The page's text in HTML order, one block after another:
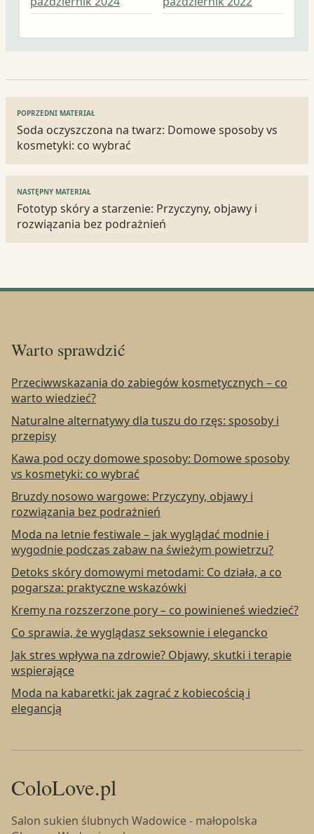
Nawigacja
wpisu
POPRZEDNI MATERIAŁ
Soda oczyszczona na twarz: Domowe sposoby vs
kosmetyki: co wybrać
NASTĘPNY MATERIAŁ
Fototyp skóry a starzenie: Przyczyny, objawy i
rozwiązania bez podrażnień
Warto sprawdzić
Przeciwwskazania do zabiegów kosmetycznych – co
warto wiedzieć?
Naturalne alternatywy dla tuszu do rzęs: sposoby i
przepisy
Kawa pod oczy domowe sposoby: Domowe sposoby
vs kosmetyki: co wybrać
Bruzdy nosowo wargowe: Przyczyny, objawy i
rozwiązania bez podrażnień
Moda na letnie festiwale – jak wyglądać modnie i
wygodnie podczas zabaw na świeżym powietrzu?
Detoks skóry domowymi metodami: Co działa, a co
pogarsza: praktyczne wskazówki
Kremy na rozszerzone pory – co powinieneś wiedzieć?
Co sprawia, że wyglądasz seksownie i elegancko
Jak stres wpływa na zdrowie? Objawy, skutki i terapie
wspierające
Moda na kabaretki: jak zagrać z kobiecością i
elegancją
ColoLove.pl
Salon sukien ślubnych Wadowice - małopolska